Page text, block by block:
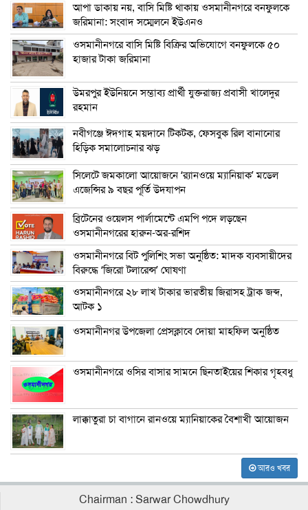
আপা ডাকায় নয়, বাসি মিষ্টি থাকায় ওসমানীনগরে বনফুলকে
জরিমানা: সংবাদ সম্মেলনে ইউএনও
ওসমানীনগরে বাসি মিষ্টি বিক্রির অভিযোগে বনফুলকে ৫০
হাজার টাকা জরিমানা
উমরপুর ইউনিয়নে সম্ভাব্য প্রার্থী যুক্তরাজ্য প্রবাসী খালেদুর
রহমান
নবীগঞ্জে ঈদগাহ ময়দানে টিকটক, ফেসবুক রিল বানানোর
হিড়িক সমালোচনার ঝড়
সিলেটে জমকালো আয়োজনে ‘র‍্যানওয়ে ম্যানিয়াক’ মডেল
এজেন্সির ৯ বছর পূর্তি উদযাপন
ব্রিটেনের ওয়েলস পার্লামেন্টে এমপি পদে লড়ছেন
ওসমানীনগরের হারুন-অর-রশিদ
ওসমানীনগরে বিট পুলিশিং সভা অনুষ্ঠিত: মাদক ব্যবসায়ীদের
বিরুদ্ধে ‘জিরো টলারেন্স’ ঘোষণা
ওসমানীনগরে ২৮ লাখ টাকার ভারতীয় জিরাসহ ট্রাক জব্দ,
আটক ১
ওসমানীনগর উপজেলা প্রেসক্লাবে দোয়া মাহফিল অনুষ্ঠিত
ওসমানীনগরে ওসির বাসার সামনে ছিনতাইয়ের শিকার গৃহবধু
লাক্কাতুরা চা বাগানে রানওয়ে ম্যানিয়াকের বৈশাখী আয়োজন
আরও খবর
Chairman : Sarwar Chowdhury